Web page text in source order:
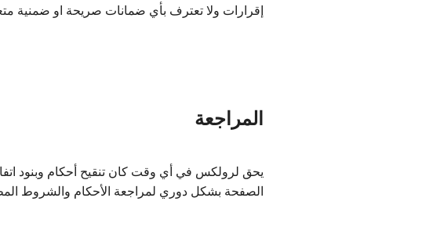
إقرارات ولا تعترف بأي ضمانات صريحة او ضمنية
المراجعة
يحق لرولكس في أي وقت كان تنقيح أحكام وبنود
الصفحة بشكل دوري لمراجعة الأحكام والشروط